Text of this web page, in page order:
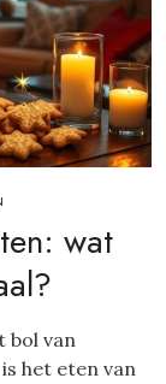
wat
bol van
het eten van